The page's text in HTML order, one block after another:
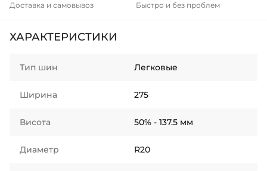
Доставка и самовывоз Быстро и без проблем
ХАРАКТЕРИСТИКИ
Тип шин Легковые
Ширина 275
Висота 50% - 137.5 мм
Диаметр R20